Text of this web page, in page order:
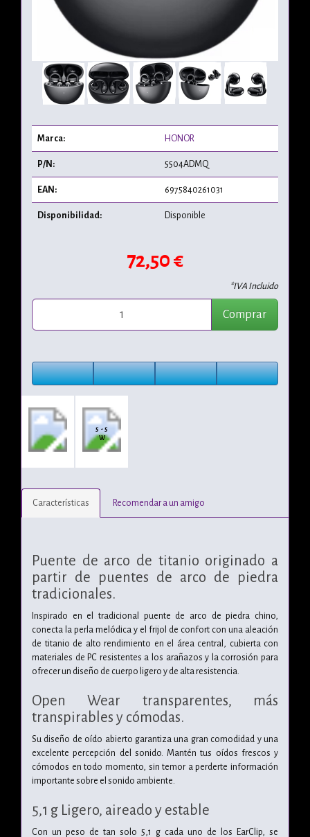
Marca: HONOR
P/N: 5504ADMQ
EAN: 6975840261031
Disponibilidad: Disponible
72,50 €
*IVA Incluido
Comprar
5 - 5
W
Características Recomendar a un amigo
Puente de arco de titanio originado a
partir de puentes de arco de piedra
tradicionales.
Inspirado en el tradicional puente de arco de piedra chino,
conecta la perla melódica y el frijol de confort con una aleación
de titanio de alto rendimiento en el área central, cubierta con
materiales de PC resistentes a los arañazos y la corrosión para
ofrecer un diseño de cuerpo ligero y de alta resistencia.
Open Wear transparentes, más
transpirables y cómodas.
Su diseño de oído abierto garantiza una gran comodidad y una
excelente percepción del sonido. Mantén tus oídos frescos y
cómodos en todo momento, sin temor a perderte información
importante sobre el sonido ambiente.
5,1 g Ligero, aireado y estable
Con un peso de tan solo 5,1 g cada uno de los EarClip, se